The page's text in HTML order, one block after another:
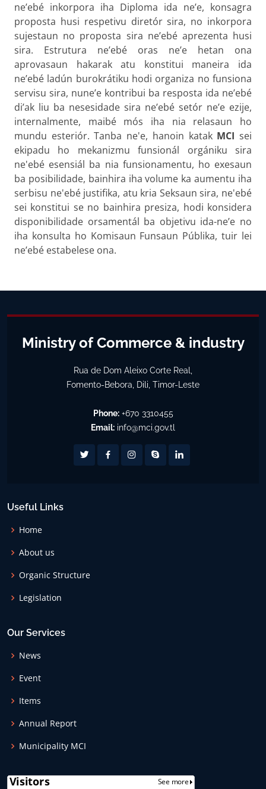
ne’ebé inkorpora iha Diploma ida ne’e, konsagra
proposta husi respetivu diretór sira, no inkorpora
sujestaun no proposta sira ne’ebé aprezenta husi
sira. Estrutura ne’ebé oras ne’e hetan ona
aprovasaun hakarak atu konstitui maneira ida
ne’ebé ladún burokrátiku hodi organiza no funsiona
servisu sira, nune’e kontribui ba resposta ida ne’ebé
di’ak liu ba nesesidade sira ne’ebé setór ne’e ezije,
internalmente, maibé mós iha nia relasaun ho
mundu esteriór. Tanba ne'e, hanoin katak MCIsei
ekipadu ho mekanizmu funsionál orgániku sira
ne'ebé esensiál ba nia funsionamentu, ho exesaun
ba posibilidade, bainhira iha volume ka aumentu iha
serbisu ne'ebé justifika, atu kria Seksaun sira, ne'ebé
sei konstitui se no bainhira presiza, hodi konsidera
disponibilidade orsamentál ba objetivu ida-ne’e no
iha konsulta ho Komisaun Funsaun Públika, tuir lei
ne’ebé estabelese ona.
Ministry of Commerce & industry
Rua de Dom Aleixo Corte Real,
Fomento-Bebora, Dili, Timor-Leste
Phone:+670 3310455
Email: info@mci.gov.tl
Useful Links
Home
About us
Organic Structure
Legislation
Our Services
News
Event
Items
Annual Report
Municipality MCI